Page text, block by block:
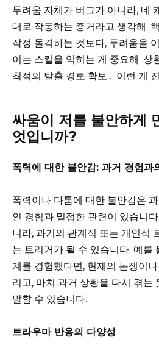
두려움 자체가 버그가 아니라, 네
대로 작동하는 증거라고 생각해.
작정 돌격하는 것보다, 두려움을
이는 스킬을 익히는 게 중요해. 상
최적의 탈출 경로 확보… 이런 게
싸움이 저를 불안하게
엇입니까?
폭력에 대한 불안감: 과거 경험과
폭력이나 다툼에 대한 불안감은
인 경험과 밀접한 관련이 있습니
니라, 과거의 관계적 또는 개인적
는 트리거가 될 수 있습니다. 예를
계를 경험했다면, 현재의 논쟁이
리고, 마치 과거 상황을 다시 겪는
발할 수 있습니다.
트라우마 반응의 다양성